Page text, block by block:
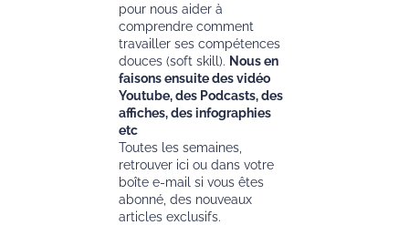
pour nous aider à
comprendre comment
travailler ses compétences
douces (soft skill). Nous en
faisons ensuite des vidéo
Youtube, des Podcasts, des
affiches, des infographies
etc
Toutes les semaines,
retrouver ici ou dans votre
boîte e-mail si vous êtes
abonné, des nouveaux
articles exclusifs.